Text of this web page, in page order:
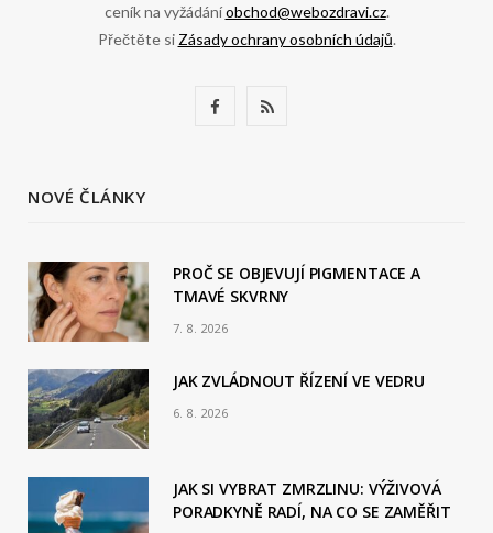
ceník na vyžádáníobchod@webozdravi.cz.
Přečtěte si Zásady ochrany osobních údajů.
b
o
k
R
NOVÉ ČLÁNKY
PROČ SE OBJEVUJÍ PIGMENTACE A
TMAVÉ SKVRNY
7. 8. 2026
JAK ZVLÁDNOUT ŘÍZENÍ VE VEDRU
6. 8. 2026
JAK SI VYBRAT ZMRZLINU: VÝŽIVOVÁ
PORADKYNĚ RADÍ, NA CO SE ZAMĚŘIT